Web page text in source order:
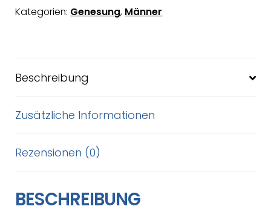
Kategorien: Genesung, Männer
Beschreibung
Zusätzliche Informationen
Rezensionen (0)
BESCHREIBUNG